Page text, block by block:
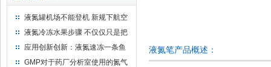
液氮罐机场不能登机 新规下航空
运输罐能否上飞机
液氮冷冻水果步骤 不仅仅只是把
水果扔到液氮中
应用创新创新：液氮速冻一条鱼
只需15分钟 保持活鲜一整年
GMP对于药厂分析室使用的氮气
液氮笔产品概述：